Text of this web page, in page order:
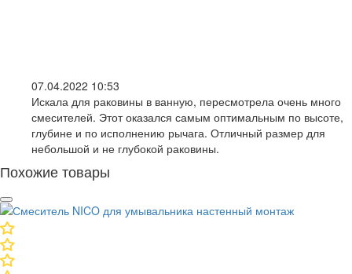
07.04.2022 10:53
Искала для раковины в ванную, пересмотрела очень много
смесителей. Этот оказался самым оптимальным по высоте,
глубине и по исполнению рычага. Отличный размер для
небольшой и не глубокой раковины.
Похожие товары